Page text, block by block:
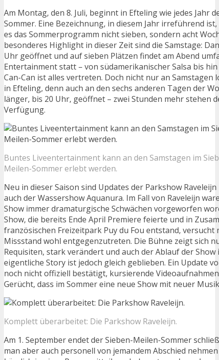
Am Montag, den 8. Juli, beginnt in Efteling wie jedes Jahr
Sommer. Eine Bezeichnung, in diesem Jahr irreführend
es das Sommerprogramm nicht sieben, sondern acht
besonderes Highlight in dieser Zeit sind die Samstage:
Uhr geöffnet und auf sieben Plätzen findet am Abend
Entertainment statt – von südamerikanischer Salsa bis
Can-Can ist alles vertreten. Doch nicht nur an Samstagen
in Efteling, denn auch an den sechs anderen Tagen der
länger, bis 20 Uhr, geöffnet – zwei Stunden mehr stehen
Verfügung.
Buntes Liveentertainment kann an den Samstagen im
Meilen-Sommer erlebt werden.
Neu in dieser Saison sind Updates der Parkshow
auch der Wassershow Aquanura. Im Fall von Raveleijn
Show immer dramaturgische Schwächen vorgeworfen
Show, die bereits Ende April Premiere feierte und in
französischen Freizeitpark Puy du Fou entstand, versucht
Missstand wohl entgegenzutreten. Die Bühne zeigt sich
Requisiten, stark verändert und auch der Ablauf der Show
eigentliche Story ist jedoch gleich geblieben. Ein Update
noch nicht offiziell bestätigt, kursierende
Gerücht, dass im Sommer eine neue Show mit neuer
Komplett überarbeitet: Die Parkshow Raveleijn.
Am 1. September endet der Sieben-Meilen-Sommer
man aber auch personell von jemandem Abschied